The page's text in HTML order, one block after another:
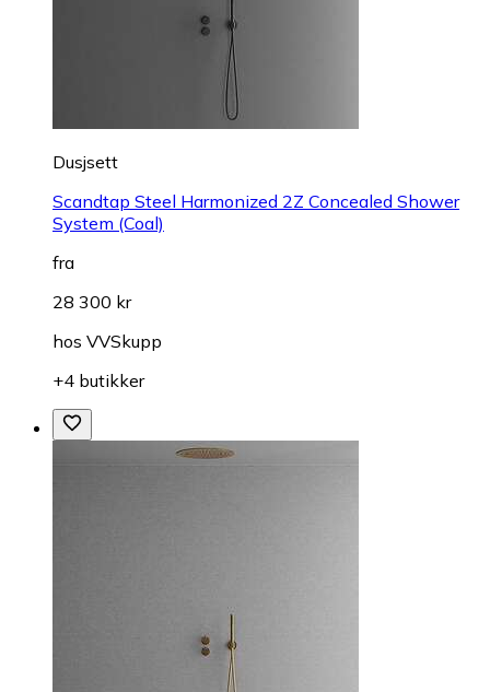
Dusjsett
Scandtap Steel Harmonized 2Z Concealed Shower
System (Coal)
fra
28 300 kr
hos VVSkupp
+4 butikker